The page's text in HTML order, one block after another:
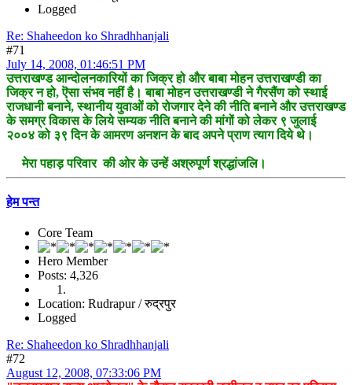
Logged
Re: Shaheedon ko Shradhhanjali
#71
July 14, 2008, 01:46:51 PM
उत्तराखण्ड आन्दोलनकारियों का जिक्र हो और बाबा मोहन उत्तराखण्डी का
जिक्र न हो, ऎसा संभव नहीं है। बाबा मोहन उत्तराखण्डी ने गैरसैंण को स्थाई
राजधानी बनाने, स्थानीय युवाओं को रोजगार देने की नीति बनाने और उत्तराखण्ड
के समग्र विकास के लिये सम्यक नीति बनाने की मांगों को लेकर ९ जुलाई
२००४ को ३९ दिन के आमरण अनशन के बाद अपने प्राण त्याग दिये थे।
मेरा पहाड़ परिवार की ओर के उन्हें अश्रुपूर्ण श्रद्धांजलि।
हेम पन्त
Core Team
Hero Member
Posts: 4,326
Location: Rudrapur / रुद्रपुर
Logged
Re: Shaheedon ko Shradhhanjali
#72
August 12, 2008, 07:33:06 PM